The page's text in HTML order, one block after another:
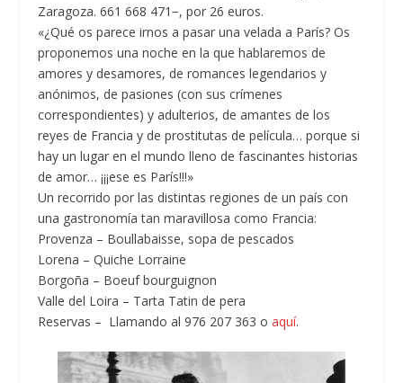
Zaragoza. 661 668 471−, por 26 euros.
«¿Qué os parece irnos a pasar una velada a París? Os
proponemos una noche en la que hablaremos de
amores y desamores, de romances legendarios y
anónimos, de pasiones (con sus crímenes
correspondientes) y adulterios, de amantes de los
reyes de Francia y de prostitutas de película… porque si
hay un lugar en el mundo lleno de fascinantes historias
de amor… ¡¡¡ese es París!!!»
Un recorrido por las distintas regiones de un país con
una gastronomía tan maravillosa como Francia:
Provenza – Boullabaisse, sopa de pescados
Lorena – Quiche Lorraine
Borgoña – Boeuf bourguignon
Valle del Loira – Tarta Tatin de pera
Reservas – Llamando al 976 207 363 oaquí.